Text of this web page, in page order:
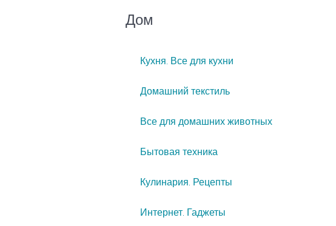
Дом
Кухня. Все для кухни
Домашний текстиль
Все для домашних животных
Бытовая техника
Кулинария. Рецепты
Интернет. Гаджеты